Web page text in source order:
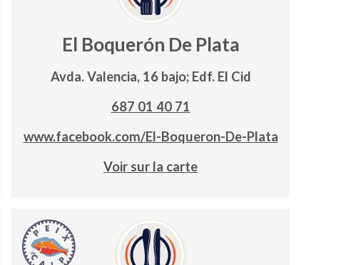
El Boquerón De Plata
Avda. Valencia, 16 bajo; Edf. El Cid
687 01 40 71
www.facebook.com/El-Boqueron-De-Plata
Voir sur la carte